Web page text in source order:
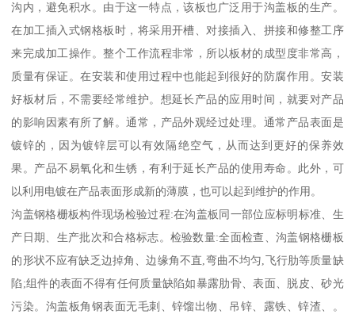
沟内，避免积水。由于这一特点，该板也广泛用于沟盖板的生产。
在加工插入式钢格板时，将采用开槽、对接插入、拼接和修整工序
来完成加工操作。整个工作流程非常，所以板材的成型度非常高，
质量有保证。在安装和使用过程中也能起到很好的防腐作用。安装
好板材后，不需要经常维护。想延长产品的应用时间，就要对产品
的影响因素有所了解。通常，产品外观经过处理。通常产品表面是
镀锌的，因为镀锌层可以有效隔绝空气，从而达到更好的保养效
果。产品不易氧化和生锈，有利于延长产品的使用寿命。此外，可
以利用电镀在产品表面形成新的薄膜，也可以起到维护的作用。
沟盖钢格栅板构件现场检验过程:在沟盖板同一部位应标明标准、生
产日期、生产批次和合格标志。检验数量:全面检查、沟盖钢格栅板
的形状不应有缺乏边掉角、边缘角不直,弯曲不均匀,飞行肋等质量缺
陷;组件的表面不得有任何质量缺陷如暴露肋骨、表面、脱皮、砂光
污染。沟盖板角钢表面无毛刺、锌馏出物、吊锌、露铁、锌渣、。